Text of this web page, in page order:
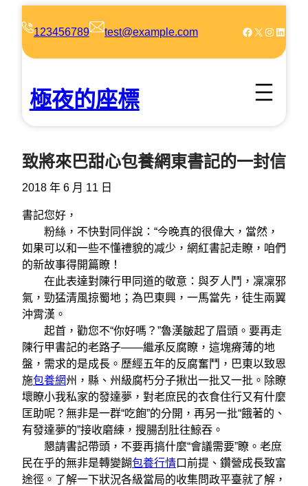
123456789 test@example.com Facebook X Instagram LinkedIn
極夜的座標
致將來巴甜心包養網東書記的一封信
2018 年 6 月 11 日
書記您好，
粉絲，不快對同伴說：“今晚真的很偉大，當然，
如果可以和一些不懂禮貌的减少，網紅書記走瞭，咱們
的新故事得開篇瞭！
在此表達對陳行甲同道的敬意：與歹人鬥，凜凜邪
氣，勁猛清風掠蜀地；為巴東興，一馬當先，徒生兩翼
沖霄漢。
起首，勸您不“你好嗎？”魯漢皺起了眉頭。要再走
陳行甲書記的老路子——繼承反腐瞭，這塊瘠薄的地
盤，需求的是成長。歷經五年的反腐奮鬥，巴東以致恩
施包養網州，縣、州級腐朽分子揪出一批又一批。除瞭
壞瞭小我私家的發達夢，對老庶民的衣食住行又有什麼
匡助呢？無非是一群“吃飽”的分開，再另一批“餓著的、
有發達夢的”接收磨練，搜腸刮肚往鯨吞。
懇請書記帶頭，不要再搞什麼“會議需要”瞭。老庶
民在乎的無非是轉變餬包養行情口前提、鑽營成長致富
途徑。了解一下狀況各級當局的收集問政平臺就了解，